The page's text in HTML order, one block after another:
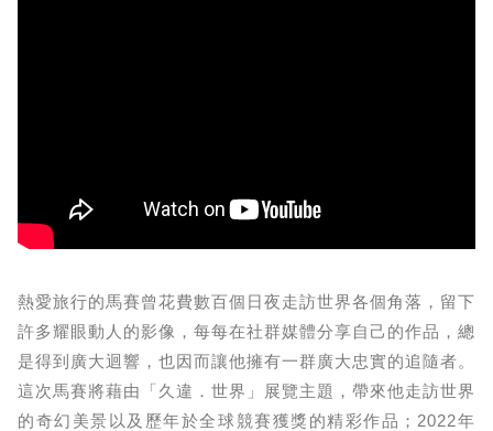
熱愛旅行的馬賽曾花費數百個日夜走訪世界各個角落，留下
許多耀眼動人的影像，每每在社群媒體分享自己的作品，總
是得到廣大迴響，也因而讓他擁有一群廣大忠實的追隨者。
這次馬賽將藉由「久違．世界」展覽主題，帶來他走訪世界
的奇幻美景以及歷年於全球競賽獲獎的精彩作品；2022年